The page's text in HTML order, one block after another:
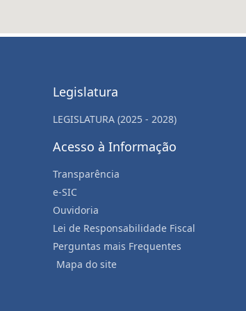
Legislatura
LEGISLATURA (2025 - 2028)
Acesso à Informação
Transparência
e-SIC
Ouvidoria
Lei de Responsabilidade Fiscal
Perguntas mais Frequentes
Mapa do site